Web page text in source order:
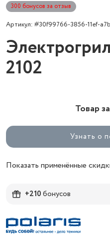
300 бонусов за отзыв
Артикул: #30f99766-3856-11ef-
2102
Товар
Узнать о
Показать применённые
+210бонусов